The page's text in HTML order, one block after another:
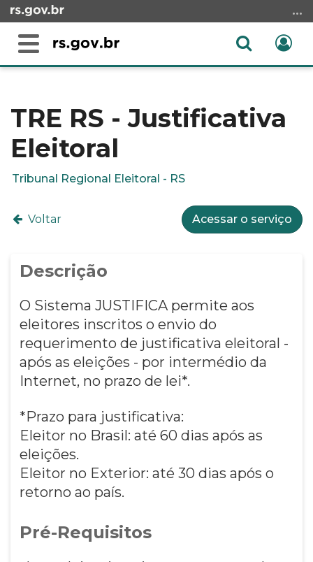
para
conteúdo
menu
para
Alterna
Abrir
conteúdo
TRE RS - Justificativa
Eleitoral
Tribunal Regional Eleitoral - RS
Voltar Acessar o serviço
Descrição
O Sistema JUSTIFICA permite aos
eleitores inscritos o envio do
requerimento de justificativa eleitoral -
após as eleições - por intermédio da
Internet, no prazo de lei*.
*Prazo para justificativa:
Eleitor no Brasil: até 60 dias após as
eleições.
Eleitor no Exterior: até 30 dias após o
retorno ao país.
Pré-Requisitos